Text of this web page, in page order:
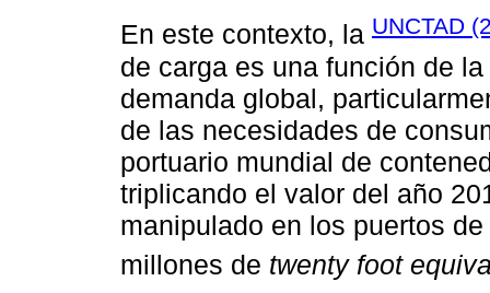
En este contexto, la UNCTAD
de carga es una función de
demanda global,
de las necesidades de
portuario mundial de
triplicando el valor del año
manipulado en los puertos
millones de twenty foot